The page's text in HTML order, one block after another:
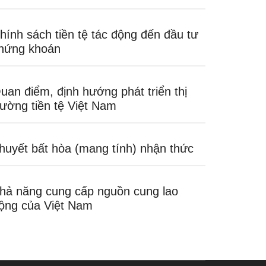
sách tiền tệ tác động đến đầu tư
khoán
điểm, định hướng phát triển thị
tiền tệ Việt Nam
bất hòa (mang tính) nhận thức
năng cung cấp nguồn cung lao
của Việt Nam